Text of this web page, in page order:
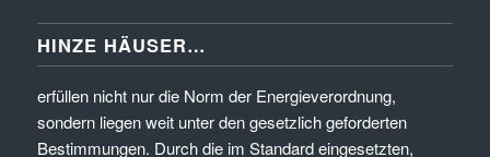
HINZE HÄUSER…
erfüllen nicht nur die Norm der Energieverordnung,
sondern liegen weit unter den gesetzlich geforderten
Bestimmungen. Durch die im Standard eingesetzten,